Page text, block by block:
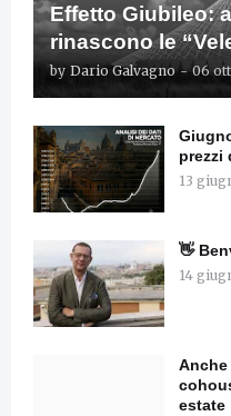
Effetto Giubileo:
rinascono le
by Dario Galvagno - 06
prezzi
13
👋
14
Anche
estate